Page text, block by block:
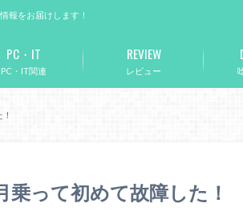
報をお届けします！
PC・IT関連
PC・IT
レビュー
REVIEW
って初めて故障した！